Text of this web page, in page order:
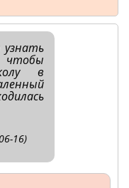
чтобы
в
16)